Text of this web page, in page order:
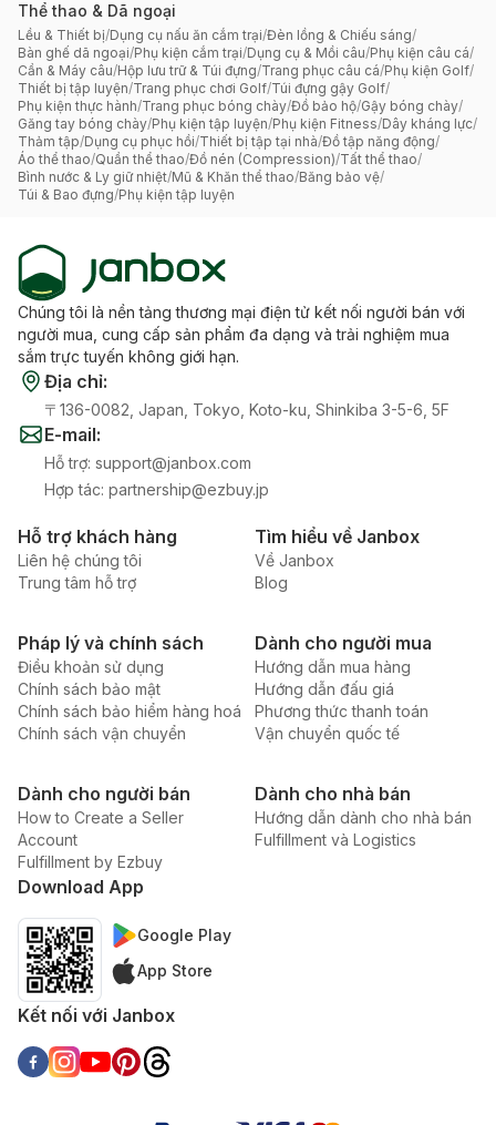
Thể thao & Dã ngoại
Lều & Thiết bị/Dụng cụ nấu ăn cắm trại/Đèn lồng & Chiếu sáng/
Bàn ghế dã ngoại/Phụ kiện cắm trại/Dụng cụ & Mồi câu/Phụ kiện câu cá/
Cần & Máy câu/Hộp lưu trữ & Túi đựng/Trang phục câu cá/Phụ kiện Golf/
Thiết bị tập luyện/Trang phục chơi Golf/Túi đựng gậy Golf/
Phụ kiện thực hành/Trang phục bóng chày/Đồ bảo hộ/Gậy bóng chày/
Găng tay bóng chày/Phụ kiện tập luyện/Phụ kiện Fitness/Dây kháng lực/
Thảm tập/Dụng cụ phục hồi/Thiết bị tập tại nhà/Đồ tập năng động/
Áo thể thao/Quần thể thao/Đồ nén (Compression)/Tất thể thao/
Bình nước & Ly giữ nhiệt/Mũ & Khăn thể thao/Băng bảo vệ/
Túi & Bao đựng/Phụ kiện tập luyện
Chúng tôi là nền tảng thương mại điện tử kết nối người bán với
người mua, cung cấp sản phẩm đa dạng và trải nghiệm mua
sắm trực tuyến không giới hạn.
Địa chỉ:
〒136-0082, Japan, Tokyo, Koto-ku, Shinkiba 3-5-6, 5F
E-mail:
Hỗ trợ: support@janbox.com
Hợp tác: partnership@ezbuy.jp
Hỗ trợ khách hàng
Liên hệ chúng tôi
Trung tâm hỗ trợ
Tìm hiểu về Janbox
Về Janbox
Blog
Pháp lý và chính sách
Điều khoản sử dụng
Chính sách bảo mật
Chính sách bảo hiểm hàng hoá
Chính sách vận chuyển
Dành cho người mua
Hướng dẫn mua hàng
Hướng dẫn đấu giá
Phương thức thanh toán
Vận chuyển quốc tế
Dành cho người bán
How to Create a Seller
Account
Fulfillment by Ezbuy
Dành cho nhà bán
Hướng dẫn dành cho nhà bán
Fulfillment và Logistics
Download App
Google Play
App Store
Kết nối với Janbox